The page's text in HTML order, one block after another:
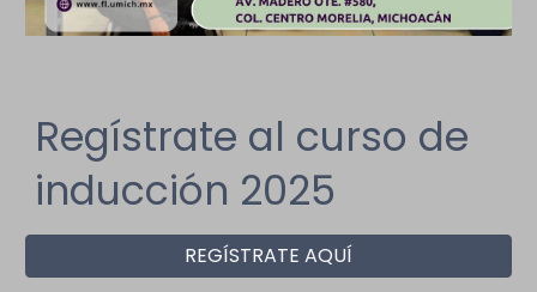
Regístrate al curso de
inducción 2025
REGÍSTRATE AQUÍ